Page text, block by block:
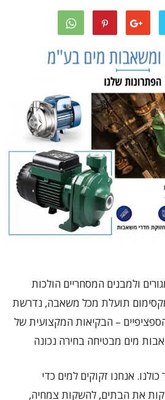
ולמבנים המסחריים הולכות
תועלת מכל משאבה, נדרשת
– הבקיאות המקצועית של
מים מבטיחה בחירה נכונה
אנחנו זקוקים למים כדי
את הבתים, להשקות צמחיה,